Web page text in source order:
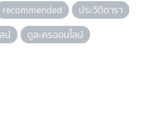
recommended
ประวัติดารา
น์ ดูละครออนไลน์